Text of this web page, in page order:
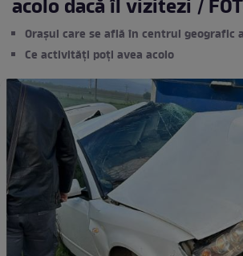
acolo dacă îl vizitezi /
Orașul care se află în centrul geografic
Ce activități poți avea acolo